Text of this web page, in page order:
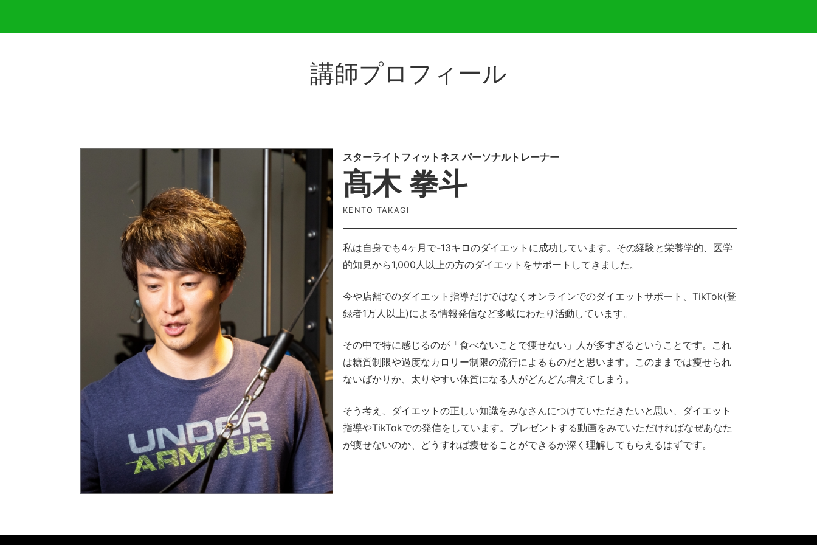
講師プロフィール
スターライトフィットネス パーソナルトレーナー
髙木 拳斗
KENTO TAKAGI
私は自身でも4ヶ月で-13キロのダイエットに成功しています。その経験と栄養学的、医学
的知見から1,000人以上の方のダイエットをサポートしてきました。
今や店舗でのダイエット指導だけではなくオンラインでのダイエットサポート、TikTok(登
録者1万人以上)による情報発信など多岐にわたり活動しています。
その中で特に感じるのが「食べないことで痩せない」人が多すぎるということです。これ
は糖質制限や過度なカロリー制限の流行によるものだと思います。このままでは痩せられ
ないばかりか、太りやすい体質になる人がどんどん増えてしまう。
そう考え、ダイエットの正しい知識をみなさんにつけていただきたいと思い、ダイエット
指導やTikTokでの発信をしています。プレゼントする動画をみていただければなぜあなた
が痩せないのか、どうすれば痩せることができるか深く理解してもらえるはずです。